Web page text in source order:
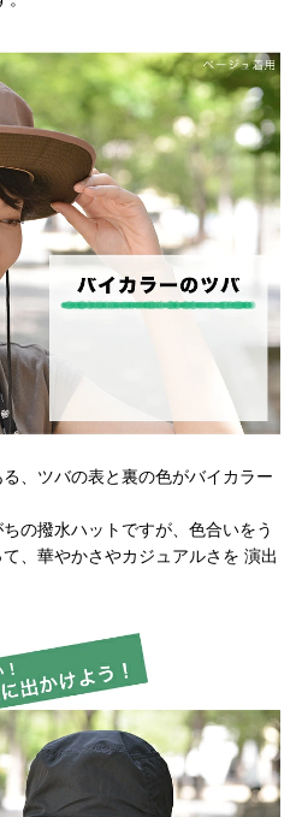
、ツバの表と裏の色がバイカラー
の撥水ハットですが、色合いをう
、華やかさやカジュアルさを 演出